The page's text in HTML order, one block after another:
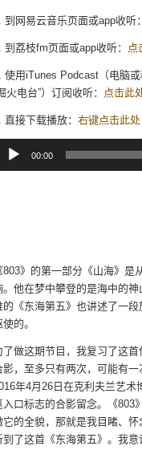
到网易云音乐页面或app收听：
到荔枝fm页面或app收听： 点
使用iTunes Podcast（电脑
火电台”）订阅收听： 点击此
直接下载播放： 右键点击此处
00:00
803》的第一部分《山海》
。他在梦中攀登的是海中的
的《东海第五》也讲述了一
的。
了做这期节目，我复习了这
影，至多只有两次，可能有一
年4月26日在克利夫兰艺
入口标志的合影留念。《803
它的全貌，那就是我目睹、
到了这首《东海第五》。我